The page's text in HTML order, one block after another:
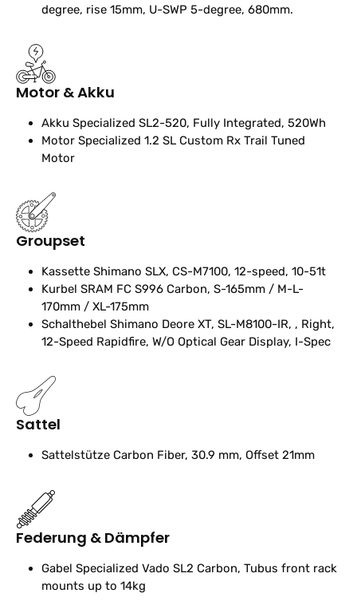
degree, rise 15mm, U-SWP 5-degree, 680mm.
Motor & Akku
Akku Specialized SL2-520, Fully Integrated, 520Wh
Motor Specialized 1.2 SL Custom Rx Trail Tuned
Motor
Groupset
Kassette Shimano SLX, CS-M7100, 12-speed, 10-51t
Kurbel SRAM FC S996 Carbon, S-165mm / M-L-
170mm / XL-175mm
Schalthebel Shimano Deore XT, SL-M8100-IR, , Right,
12-Speed Rapidfire, W/O Optical Gear Display, I-Spec
Sattel
Sattelstütze Carbon Fiber, 30.9 mm, Offset 21mm
Federung & Dämpfer
Gabel Specialized Vado SL2 Carbon, Tubus front rack
mounts up to 14kg